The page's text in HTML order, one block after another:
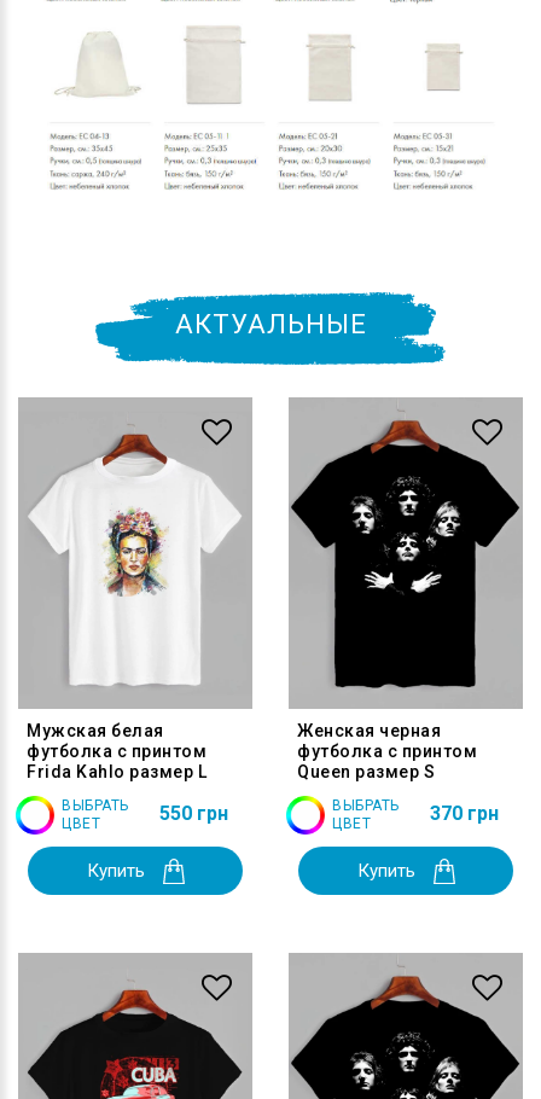
АКТУАЛЬНЫЕ
Мужская белая
футболка с принтом
Frida Kahlo размер L
ВЫБРАТЬ
ЦВЕТ
550 грн
Купить
Женская черная
футболка с принтом
Queen размер S
ВЫБРАТЬ
ЦВЕТ
370 грн
Купить